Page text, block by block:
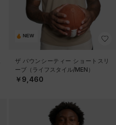
NEW
ザ バウンシーティー ショートスリ
ーブ（ライフスタイル/MEN）
￥9,460